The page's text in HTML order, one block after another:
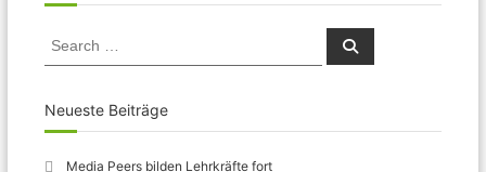
Search
Search
Neueste Beiträge
Media Peers bilden Lehrkräfte fort